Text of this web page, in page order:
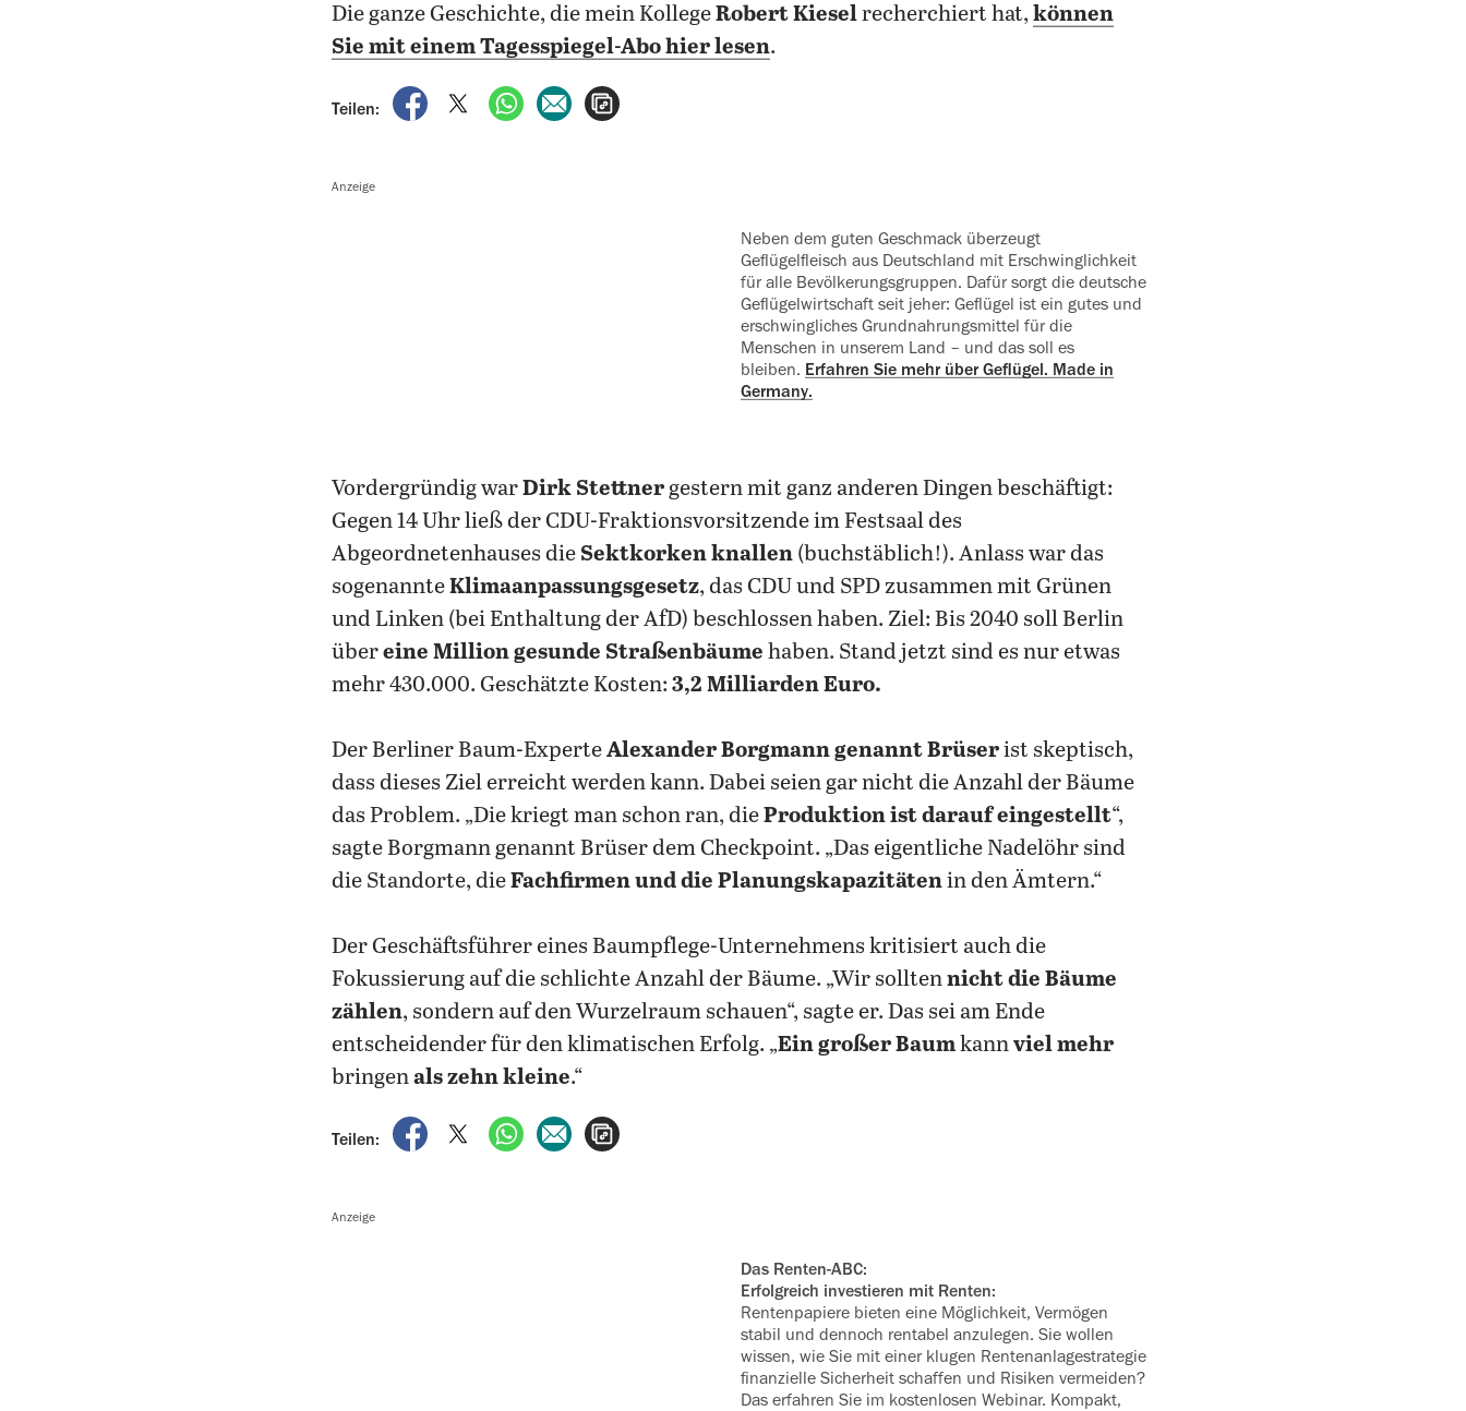
Die ganze Geschichte, die mein KollegeRobert Kieselrecherchiert hat,können
Sie mit einem Tagesspiegel-Abo hier lesen.
Teilen:
auf Facebook teilen
auf X teilenper WhatsApp teilen
per E-Mail teilen
Anzeige
Neben dem guten Geschmack ‍überzeugt
Geflügelfleisch aus Deutschland mit Erschwinglichkeit
für alle ‍Bevölkerungsgruppen. Dafür sorgt die deutsche
Geflügelwirtschaft seit jeher: Geflügel ist ein gutes und
erschwingliches Grundnahrungsmittel für die
‍Menschen in unserem Land – und das soll es
bleiben. Erfahren Sie mehr über ‍Geflügel. Made in
Germany.
Vordergründig warDirk Stettner gestern mit ganz anderen Dingen beschäftigt:
Gegen 14 Uhr ließ der CDU-Fraktionsvorsitzende im Festsaal des
Abgeordnetenhauses die Sektkorken knallen (buchstäblich!). Anlass war das
sogenannteKlimaanpassungsgesetz, das CDU und SPD zusammen mit Grünen
und Linken (bei Enthaltung der AfD) beschlossen haben. Ziel: Bis 2040 soll Berlin
übereine Million gesunde Straßenbäume haben. Stand jetzt sind es nur etwas
mehr 430.000. Geschätzte Kosten:3,2 Milliarden Euro.
Der Berliner Baum-ExperteAlexander Borgmann genannt Brüserist skeptisch,
dass dieses Ziel erreicht werden kann. Dabei seien gar nicht die Anzahl der Bäume
das Problem. „Die kriegt man schon ran, dieProduktion ist darauf eingestellt“,
sagte Borgmann genannt Brüser dem Checkpoint. „Das eigentliche Nadelöhr sind
die Standorte, dieFachfirmen und die Planungskapazitätenin den Ämtern.“
Der Geschäftsführer eines Baumpflege-Unternehmens kritisiert auch die
Fokussierung auf die schlichte Anzahl der Bäume. „Wir solltennicht die Bäume
zählen, sondern auf den Wurzelraum schauen“, sagte er. Das sei am Ende
entscheidender für den klimatischen Erfolg. „Ein großer Baumkannviel mehr
bringenals zehn kleine.“
Teilen:
auf Facebook teilen
auf X teilenper WhatsApp teilen
per E-Mail teilen
Anzeige
Das Renten-ABC:
Erfolgreich investieren mit Renten:
Rentenpapiere bieten eine Möglichkeit, Vermögen
stabil und dennoch rentabel anzulegen. Sie wollen
wissen, wie Sie mit einer klugen Rentenanlagestrategie
finanzielle Sicherheit schaffen und ‍Risiken vermeiden?
Das erfahren Sie im kostenlosen Webinar. Kompakt,